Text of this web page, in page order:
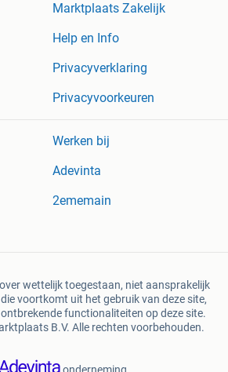
Marktplaats Zakelijk
Help en Info
Privacyverklaring
Privacyvoorkeuren
Werken bij
Adevinta
2ememain
wettelijk toegestaan, niet aansprakelijk
voortkomt uit het gebruik van deze site,
functionaliteiten op deze site.
B.V. Alle rechten voorbehouden.